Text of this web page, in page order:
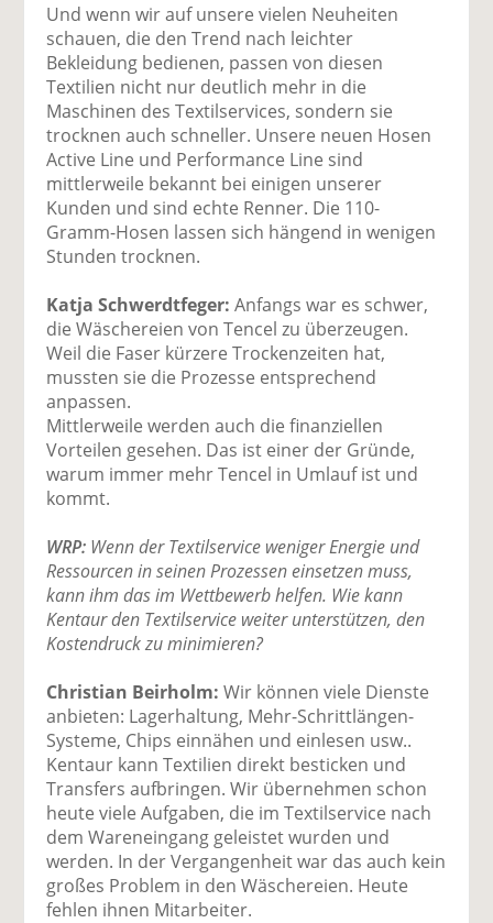
Und wenn wir auf unsere vielen Neuheiten
schauen, die den Trend nach leichter
Bekleidung bedienen, passen von diesen
Textilien nicht nur deutlich mehr in die
Maschinen des Textilservices, sondern sie
trocknen auch schneller. Unsere neuen Hosen
Active Line und Performance Line sind
mittlerweile bekannt bei einigen unserer
Kunden und sind echte Renner. Die 110-
Gramm-Hosen lassen sich hängend in wenigen
Stunden trocknen.
Katja Schwerdtfeger: Anfangs war es schwer,
die Wäschereien von Tencel zu überzeugen.
Weil die Faser kürzere Trockenzeiten hat,
mussten sie die Prozesse entsprechend
anpassen.
Mittlerweile werden auch die finanziellen
Vorteilen gesehen. Das ist einer der Gründe,
warum immer mehr Tencel in Umlauf ist und
kommt.
WRP: Wenn der Textilservice weniger Energie und
Ressourcen in seinen Prozessen einsetzen muss,
kann ihm das im Wettbewerb helfen. Wie kann
Kentaur den Textilservice weiter unterstützen, den
Kostendruck zu minimieren?
Christian Beirholm: Wir können viele Dienste
anbieten: Lagerhaltung, Mehr-Schrittlängen-
Systeme, Chips einnähen und einlesen usw..
Kentaur kann Textilien direkt besticken und
Transfers aufbringen. Wir übernehmen schon
heute viele Aufgaben, die im Textilservice nach
dem Wareneingang geleistet wurden und
werden. In der Vergangenheit war das auch kein
großes Problem in den Wäschereien. Heute
fehlen ihnen Mitarbeiter.